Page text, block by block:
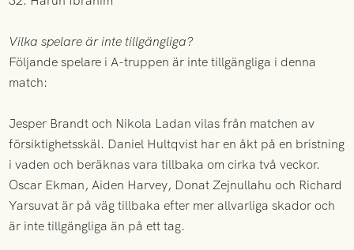
Vilka spelare är inte tillgängliga?
Följande spelare i A-truppen är inte tillgängliga i denna
match:
Jesper Brandt och Nikola Ladan vilas från matchen av
försiktighetsskäl. Daniel Hultqvist har en åkt på en bristning
i vaden och beräknas vara tillbaka om cirka två veckor.
Oscar Ekman, Aiden Harvey, Donat Zejnullahu och Richard
Yarsuvat är på väg tillbaka efter mer allvarliga skador och
är inte tillgängliga än på ett tag.